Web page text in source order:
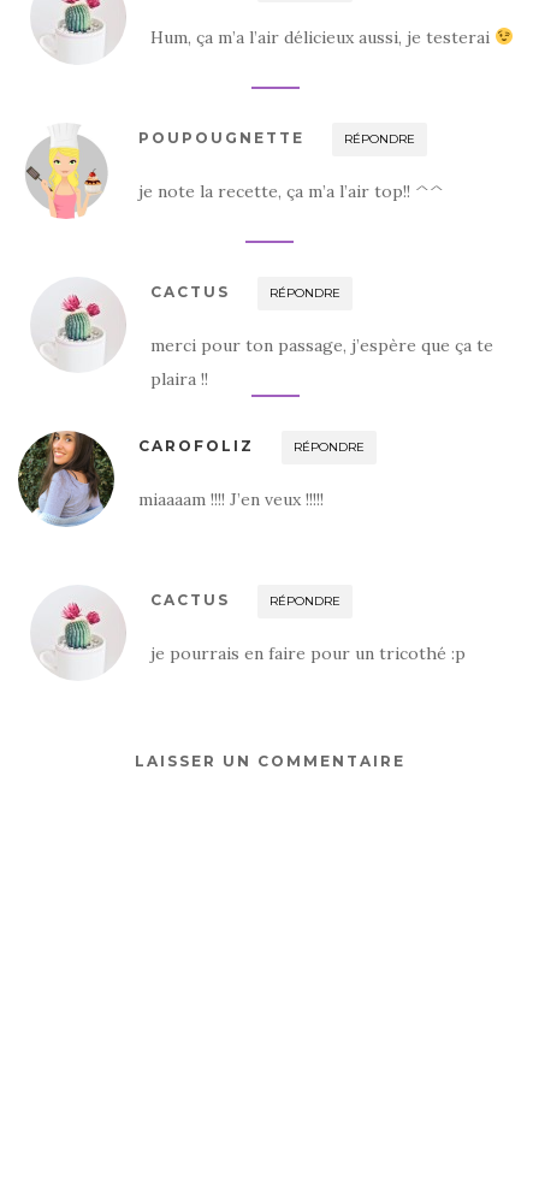
Hum, ça m’a l’air délicieux aussi, je testerai
POUPOUGNETTE RÉPONDRE
je note la recette, ça m’a l’air top!! ^^
CACTUS RÉPONDRE
merci pour ton passage, j’espère que ça te
plaira !!
CAROFOLIZ RÉPONDRE
miaaaam !!!! J’en veux !!!!!
CACTUS RÉPONDRE
je pourrais en faire pour un tricothé :p
LAISSER UN COMMENTAIRE